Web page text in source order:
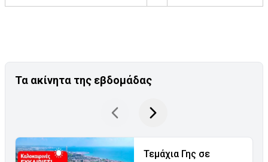
Τα ακίνητα της εβδομάδας
Τεμάχια Γης σε